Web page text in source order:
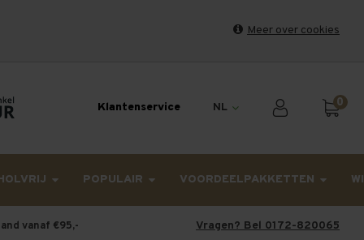
Meer over cookies
Klantenservice NL 0
POPULAIR VOORDEELPAKKETTEN
vanaf €95,- Vragen? Bel 0172-820065